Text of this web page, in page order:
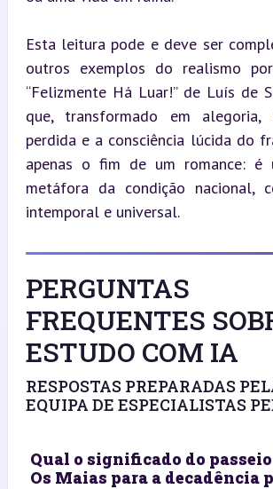
Esta leitura pode e deve ser
outros exemplos do realismo
“Felizmente Há Luar!” de Luís de
que, transformado em
perdida e a consciência lúcida do
apenas o fim de um romance: é
metáfora da condição nacional,
intemporal e universal.
PERGUNTAS
FREQUENTES
ESTUDO COM IA
RESPOSTAS PREPARADAS
EQUIPA DE ESPECIALISTAS
Qual o significado do
Os Maias para a decadência